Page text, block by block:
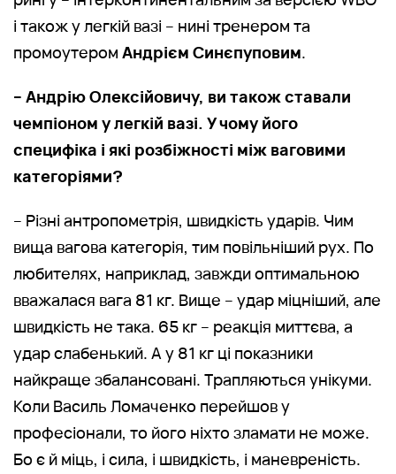
і також у легкій вазі – нині тренером та
промоутером Андрієм Синєпуповим.
– Андрію Олексійовичу, ви також ставали
чемпіоном у легкій вазі. У чому його
специфіка і які розбіжності між ваговими
категоріями?
– Різні антропометрія, швидкість ударів. Чим
вища вагова категорія, тим повільніший рух. По
любителях, наприклад, завжди оптимальною
вважалася вага 81 кг. Вище – удар міцніший, але
швидкість не така. 65 кг – реакція миттєва, а
удар слабенький. А у 81 кг ці показники
найкраще збалансовані. Трапляються унікуми.
Коли Василь Ломаченко перейшов у
професіонали, то його ніхто зламати не може.
Бо є й міць, і сила, і швидкість, і маневреність.